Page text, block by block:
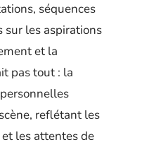
séquences
sur les aspirations
et la
pas tout : la
reflétant les
les attentes de